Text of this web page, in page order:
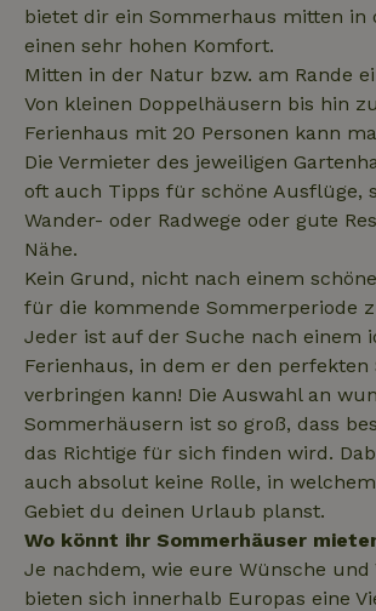
bietet dir ein Sommerhaus mitten in
einen sehr hohen Komfort.
Mitten in der Natur bzw. am Rande
Von kleinen Doppelhäusern bis hin
Ferienhaus mit 20 Personen kann
Die Vermieter des jeweiligen
oft auch Tipps für schöne Ausflüge,
Wander- oder Radwege oder gute
Nähe.
Kein Grund, nicht nach einem
für die kommende Sommerperiode
Jeder ist auf der Suche nach einem
Ferienhaus, in dem er den perfekten
verbringen kann! Die Auswahl an
Sommerhäusern ist so groß, dass
das Richtige für sich finden wird.
auch absolut keine Rolle, in
Gebiet du deinen Urlaub planst.
Wo könnt ihr Sommerhäuser
Je nachdem, wie eure Wünsche und
bieten sich innerhalb Europas eine
onboarding
_nhftconstraint_safety-
deposit-refund
_nhftconstraint_search-
group-locations
_nhftconstraint_search-